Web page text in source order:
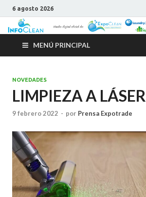
6 agosto 2026
MENÚ PRINCIPAL
NOVEDADES
LIMPIEZA A LÁSER
9 febrero 2022 - por Prensa Expotrade